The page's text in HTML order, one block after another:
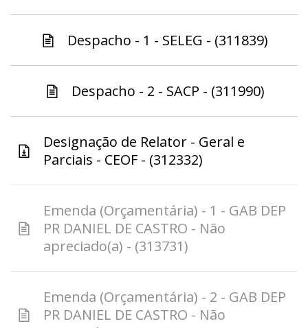
Despacho - 1 - SELEG - (311839)
Despacho - 2 - SACP - (311990)
Designação de Relator - Geral e
Parciais - CEOF - (312332)
Emenda (Orçamentária) - 1 - GAB DEP
PR DANIEL DE CASTRO - Não
apreciado(a) - (313731)
Emenda (Orçamentária) - 2 - GAB DEP
PR DANIEL DE CASTRO - Não